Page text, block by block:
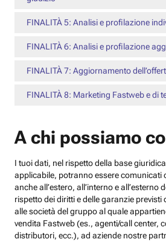
FINALITÀ 5: Analisi e profilazione
FINALITÀ 6: Analisi e profilazione
FINALITÀ 7: Aggiornamento
FINALITÀ 8: Marketing Fastweb e di
A chi possiamo
I tuoi dati, nel rispetto della base
applicabile, potranno essere comunicati
anche all’estero, all’interno e all’esterno
rispetto dei diritti e delle garanzie
alle società del gruppo al quale
vendita Fastweb (es., agenti/call center,
distributori, ecc.), ad aziende nostre